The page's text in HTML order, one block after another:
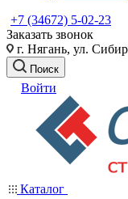
+7 (34672) 5-02-23
Заказать звонок
г. Нягань, ул.
Поиск
Войти
Каталог